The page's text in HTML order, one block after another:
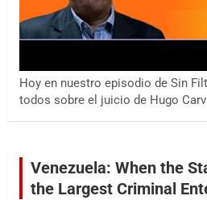
Hoy en nuestro episodio de Sin
todos sobre el juicio de Hugo
Venezuela: When the
the Largest Criminal